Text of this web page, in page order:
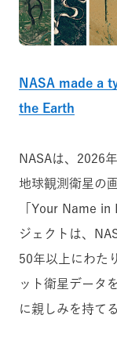
NASA made a
the Earth
NASAは、2026
地球観測衛星の
「Your Name
ジェクトは、
50年以上にわた
ット衛星データ
に親しみを持て